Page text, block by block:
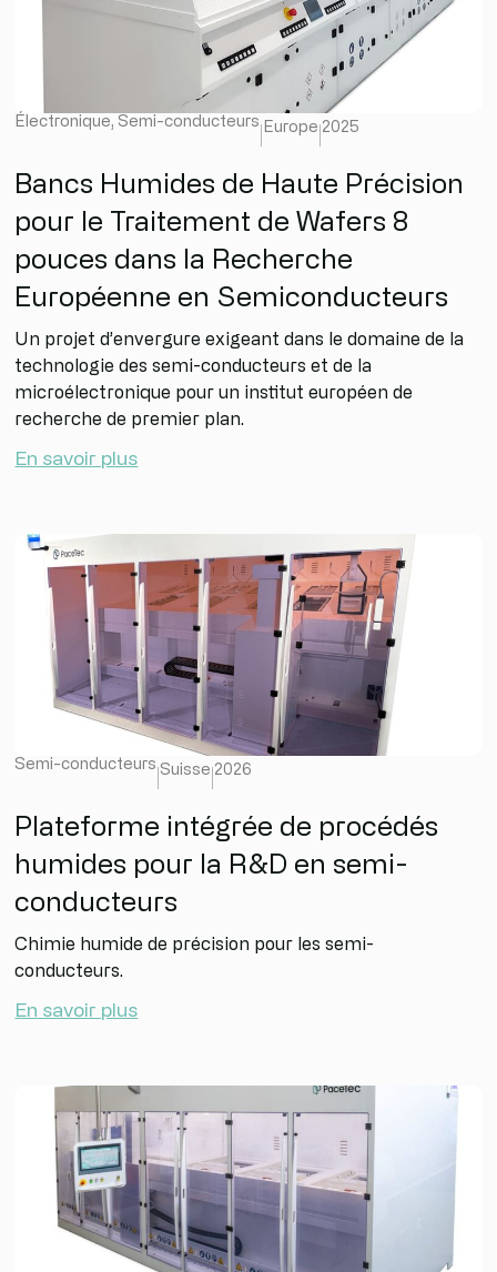
Électronique, Semi-conducteurs Europe 2025
Bancs Humides de Haute Précision
pour le Traitement de Wafers 8
pouces dans la Recherche
Européenne en Semiconducteurs
Un projet d’envergure exigeant dans le domaine de la
technologie des semi-conducteurs et de la
microélectronique pour un institut européen de
recherche de premier plan.
En savoir plus
Semi-conducteurs Suisse 2026
Plateforme intégrée de procédés
humides pour la R&D en semi-
conducteurs
Chimie humide de précision pour les semi-
conducteurs.
En savoir plus